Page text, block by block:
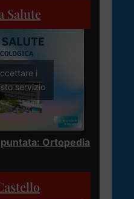
Salute
i
servizio
Ortopedia